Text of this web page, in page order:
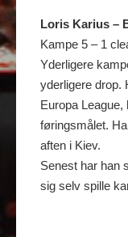
Loris Karius –
Kampe 5 – 1
Yderligere
yderligere drop.
Europa
føringsmålet.
aften i Kiev.
Senest har han
sig selv spille